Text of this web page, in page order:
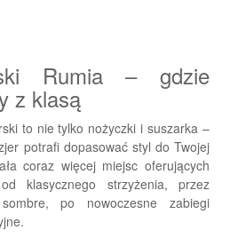
Rumia – gdzie
z klasą
to nie tylko nożyczki i suszarka –
potrafi dopasować styl do Twojej
coraz więcej miejsc oferujących
klasycznego strzyżenia, przez
po nowoczesne zabiegi